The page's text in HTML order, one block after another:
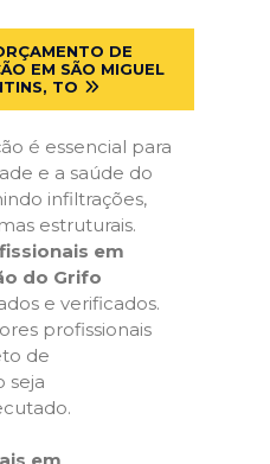
DE
EM SÃO MIGUEL
TO
é essencial para
e a saúde do
infiltrações,
estruturais.
em
do Grifo
e verificados.
profissionais
de
seja